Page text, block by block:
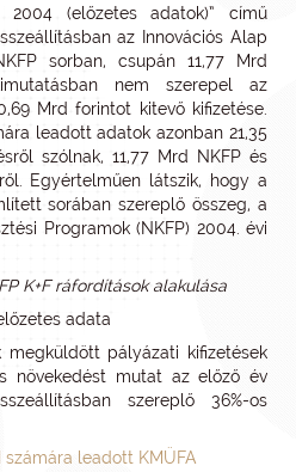
(előzetes adatok)” című
az Innovációs Alap
sorban, csupán 11,77 Mrd
nem szerepel az
Mrd forintot kitevő kifizetése.
leadott adatok azonban 21,35
szólnak, 11,77 Mrd NKFP és
Egyértelműen látszik, hogy a
sorában szereplő összeg, a
Programok (NKFP) 2004. évi
K+F ráfordítások alakulása
adata
pályázati kifizetések
növekedést mutat az előző év
szereplő 36%-os
leadott KMÜFA